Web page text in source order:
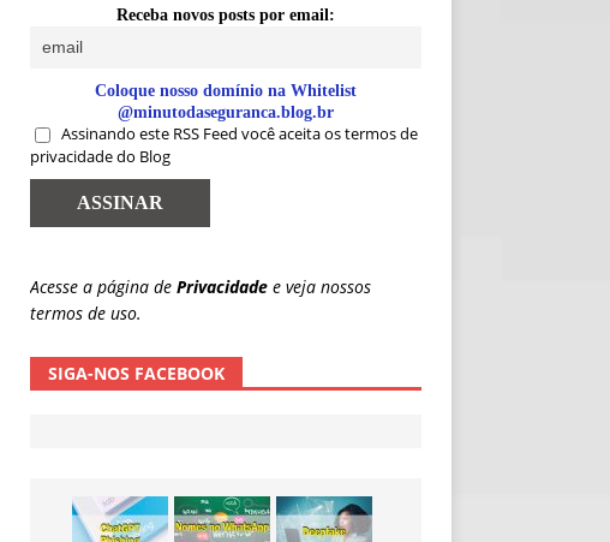
Receba novos posts por email:
Coloque nosso domínio na Whitelist
@minutodaseguranca.blog.br
Assinando este RSS Feed você aceita os termos de
privacidade do Blog
Acesse a página de Privacidade e veja nossos
termos de uso.
SIGA-NOS FACEBOOK